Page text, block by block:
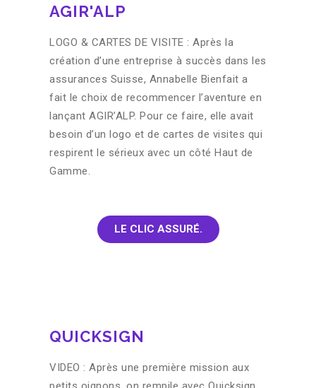
AGIR'ALP
LOGO & CARTES DE VISITE : Après la
création d’une entreprise à succès dans les
assurances Suisse, Annabelle Bienfait a
fait le choix de recommencer l’aventure en
lançant AGIR’ALP. Pour ce faire, elle avait
besoin d’un logo et de cartes de visites qui
respirent le sérieux avec un côté Haut de
Gamme.
LE CLIC ASSURÉ.
QUICKSIGN
VIDEO : Après une première mission aux